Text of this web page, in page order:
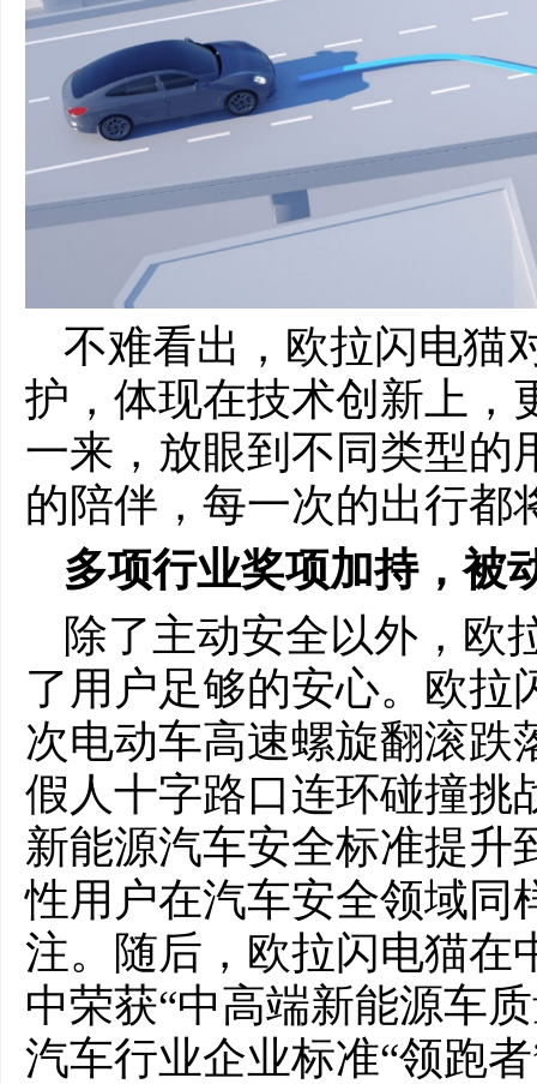
不难看出，欧拉闪电猫
护，体现在技术创新上，
一来，放眼到不同类型的
的陪伴，每一次的出行都
多项行业奖项加持，被
除了主动安全以外，欧
了用户足够的安心。欧拉
次电动车高速螺旋翻滚跌
假人十字路口连环碰撞挑
新能源汽车安全标准提升
性用户在汽车安全领域同
注。随后，欧拉闪电猫在
中荣获“中高端新能源车
汽车行业企业标准“领跑